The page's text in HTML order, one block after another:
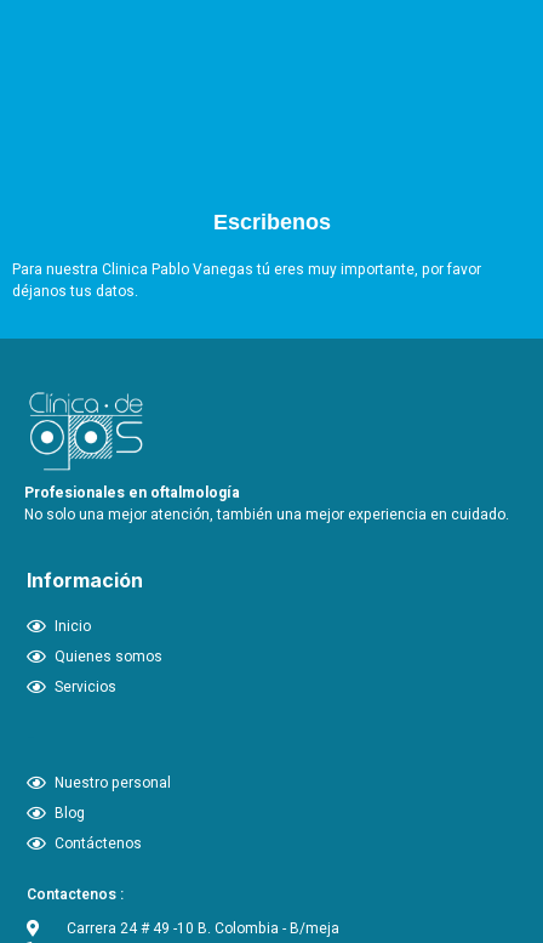
Escribenos
Para nuestra Clinica Pablo Vanegas tú eres muy importante, por favor
déjanos tus datos.
Profesionales en oftalmología
No solo una mejor atención, también una mejor experiencia en cuidado.
Información
Inicio
Quienes somos
Servicios
Nuestro personal
Blog
Contáctenos
Contactenos :
Carrera 24 # 49 -10 B. Colombia - B/meja